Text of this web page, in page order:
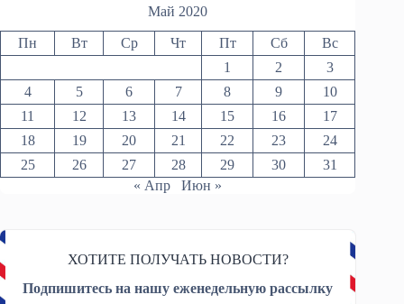
Май 2020
Пн Вт Ср Чт Пт Сб
Вс
1
2
3
4
5 6 7 8 9
10
11
12 13 14 15 16
17
18
19 20 21 22 23
24
25
26 27 28 29 30
31
« Апр
Июн »
ХОТИТЕ ПОЛУЧАТЬ НОВОСТИ?
Подпишитесь на нашу еженедельную рассылку